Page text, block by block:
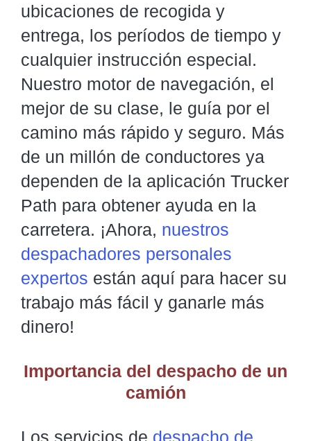
ubicaciones de recogida y
entrega, los períodos de tiempo y
cualquier instrucción especial.
Nuestro motor de navegación, el
mejor de su clase, le guía por el
camino más rápido y seguro. Más
de un millón de conductores ya
dependen de la aplicación Trucker
Path para obtener ayuda en la
carretera. ¡Ahora, nuestros
despachadores personales
expertos están aquí para hacer su
trabajo más fácil y ganarle más
dinero!
Importancia del despacho de un
camión
Los servicios de despacho de